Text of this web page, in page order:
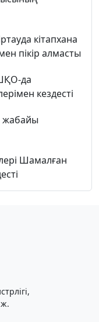
кітапхана
пікір алмасты
да
кездесті
жабайы
Шамалған
ж.